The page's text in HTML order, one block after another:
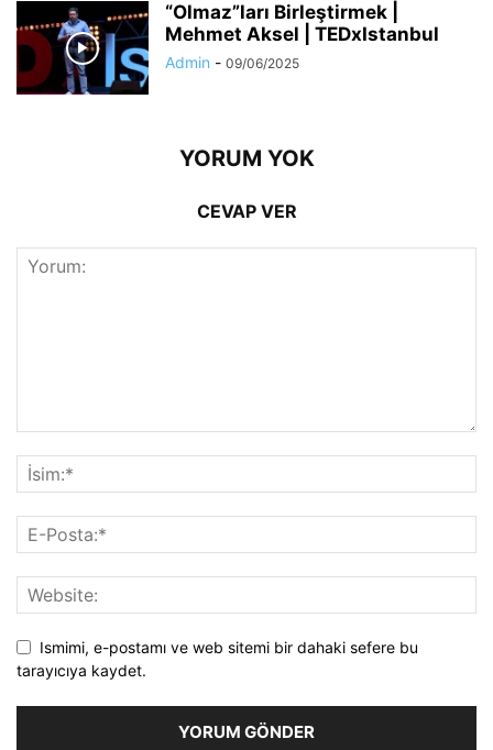
“Olmaz”ları Birleştirmek |
Mehmet Aksel | TEDxIstanbul
Admin - 09/06/2025
YORUM YOK
CEVAP VER
Ismimi, e-postamı ve web sitemi bir dahaki sefere bu
tarayıcıya kaydet.